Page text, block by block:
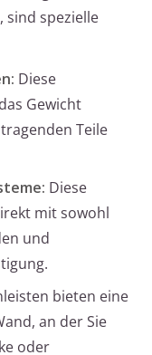
sind spezielle
Diese
Gewicht
Teile
Diese
mit sowohl
und
bieten eine
an der Sie
oder